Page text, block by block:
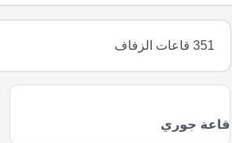
351 قاعات الزفاف
قاعة جوري